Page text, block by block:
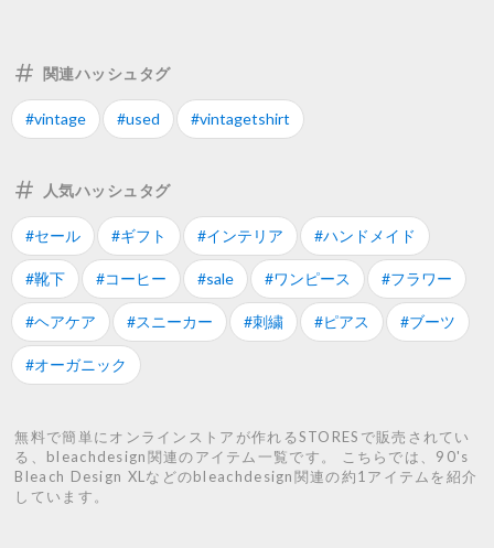
関連ハッシュタグ
#vintage #used #vintagetshirt
人気ハッシュタグ
#セール #ギフト #インテリア #ハンドメイド
#靴下 #コーヒー #sale #ワンピース #フラワー
#ヘアケア #スニーカー #刺繍 #ピアス #ブーツ
#オーガニック
無料で簡単にオンラインストアが作れるSTORESで販売されてい
る、bleachdesign関連のアイテム一覧です。 こちらでは、90's
Bleach Design XLなどのbleachdesign関連の約1アイテムを紹介
しています。